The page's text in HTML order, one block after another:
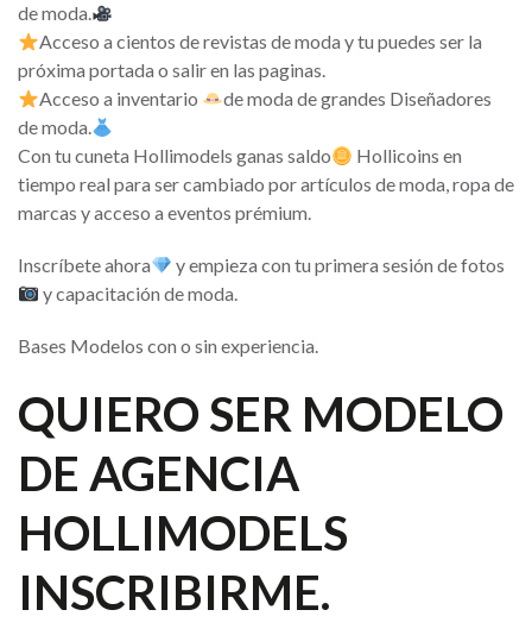
de moda.
Acceso a cientos de revistas de moda y tu puedes ser la
próxima portada o salir en las paginas.
Acceso a inventario
de moda de grandes Diseñadores
de moda.
Con tu cuneta Hollimodels ganas saldo
Hollicoins en
tiempo real para ser cambiado por artículos de moda, ropa de
marcas y acceso a eventos prémium.
Inscríbete ahora
y empieza con tu primera sesión de fotos
y capacitación de moda.
Bases Modelos con o sin experiencia.
QUIERO SER MODELO
DE AGENCIA
HOLLIMODELS
INSCRIBIRME.